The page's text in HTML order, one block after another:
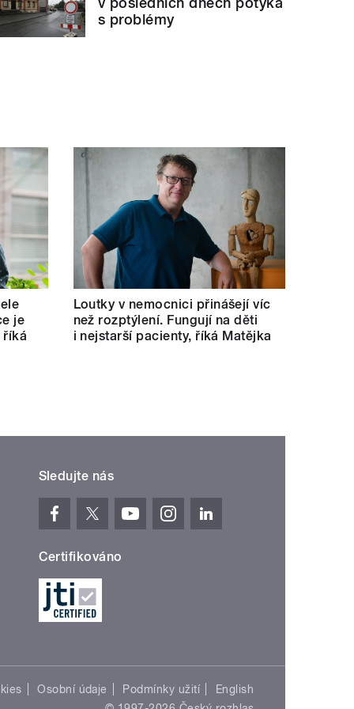
s problémy
je
říká
Loutky v nemocnici přinášejí víc
než rozptýlení. Fungují na děti
i nejstarší pacienty, říká Matějka
Sledujte nás
Certifikováno
Osobní údaje Podmínky užití
English